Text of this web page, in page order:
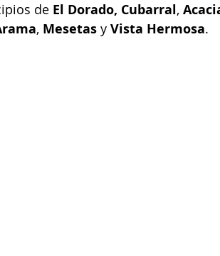
de El Dorado, Cubarral,
, Mesetas y Vista Hermosa.